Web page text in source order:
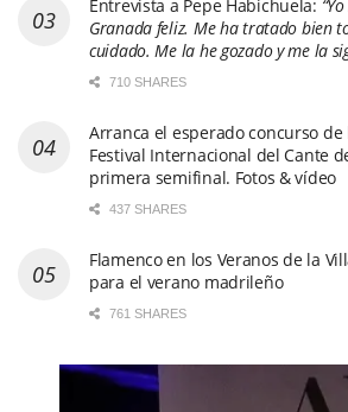
Entrevista a Pepe Habichuela:
Granada feliz. Me ha tratado bien
cuidado. Me la he gozado y me la
710 SHARES
Arranca el esperado concurso de
Festival Internacional del Cante
primera semifinal. Fotos & vídeo
437 SHARES
Flamenco en los Veranos de la
para el verano madrileño
761 SHARES